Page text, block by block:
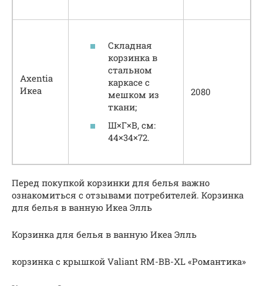
Axentia
Икеа
Складная
корзинка в
стальном
каркасе с
мешком из
ткани;
Ш×Г×В, см:
44×34×72.
2080
Перед покупкой корзинки для белья важно
ознакомиться с отзывами потребителей. Корзинка
для белья в ванную Икеа Элль
Корзинка для белья в ванную Икеа Элль
корзинка с крышкой Valiant RM-BB-XL «Романтика»